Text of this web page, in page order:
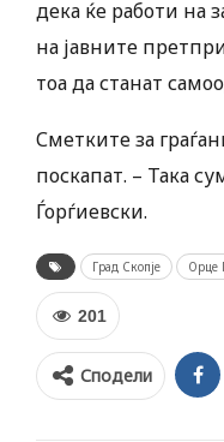
дека ќе работи на
на јавните
тоа да станат
Сметките за
поскапат. – Така
Ѓорѓиевски.
Град Скопје Орце
201
Сподели